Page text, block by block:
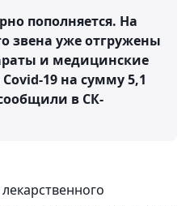
пополняется. На
звена уже отгружены
и медицинские
19 на сумму 5,1
в СК-